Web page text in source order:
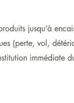
28 du Code de
distance (site
de 14 jours à
jusqu’à
(perte, vol,
immédiate